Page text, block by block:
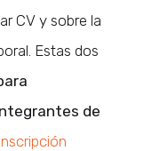
CV y sobre la
Estas dos
de